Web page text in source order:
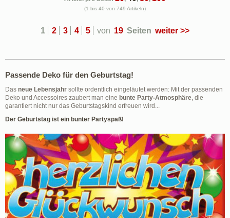
(1 bis 40 von 749 Artikeln)
1 2 3 4 5 von 19 Seiten weiter >>
Passende Deko für den Geburtstag!
Das neue Lebensjahr sollte ordentlich eingeläutet werden: Mit der passenden
Deko und Accessoires zaubert man eine bunte Party-Atmosphäre , die
garantiert nicht nur das Geburtstagskind erfreuen wird...
Der Geburtstag ist ein bunter Partyspaß!